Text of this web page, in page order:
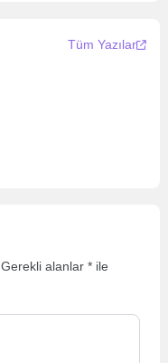
Tüm Yazılar
Gerekli alanlar* ile